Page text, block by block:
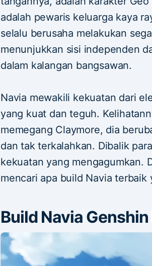
adalah pewaris keluarga kaya
selalu berusaha melakukan
menunjukkan sisi independen
dalam kalangan bangsawan.
Navia mewakili kekuatan dari
yang kuat dan teguh.
memegang Claymore, dia
dan tak terkalahkan. Dibalik
kekuatan yang mengagumkan.
mencari apa build Navia
Build Navia